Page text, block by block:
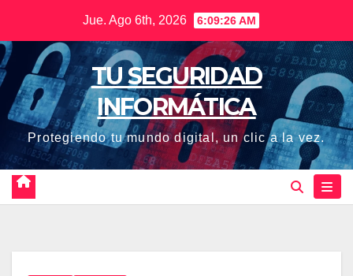
contenido
Jue. Ago 6th, 2026 6:09:27 AM
TU SEGURIDAD
INFORMÁTICA
Protegiendo tu mundo digital, un clic a la vez.